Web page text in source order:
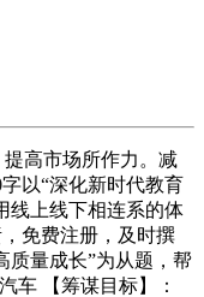
高市场所作力。减
以“深化新时代教育
线上线下相连系的体
免费注册，及时撰
质量成长”为从题，帮
车 【筹谋目标】：